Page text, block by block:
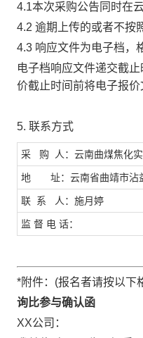
4.1本次采购公告同时在
4.2 逾期上传的或者不按
4.3 响应文件为电子档，
电子档响应文件递交截
价截止时间前将电子报
5. 联系方式
采 购 人： 云南曲煤焦化
地 址：云南省曲靖市沾
联 系 人：施月婷
监 督 电 话：
*附件：(报名者请按以下
询比参与确认函
XX公司：